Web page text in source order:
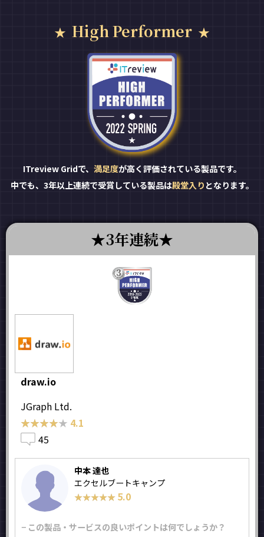
High Performer
ITreview Gridで、 満足度が高く評価されている製品です。
中でも、3年以上連続で受賞している製品は殿堂入り となります。
3年連続
draw.io
JGraph Ltd.
★★★★★
★★★★★ 4.1
45
中本 達也
エクセルブートキャンプ
★★★★★
★★★★★ 5.0
− この製品・サービスの良いポイントは何でしょうか？